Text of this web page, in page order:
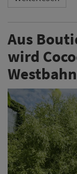
Aus
wird